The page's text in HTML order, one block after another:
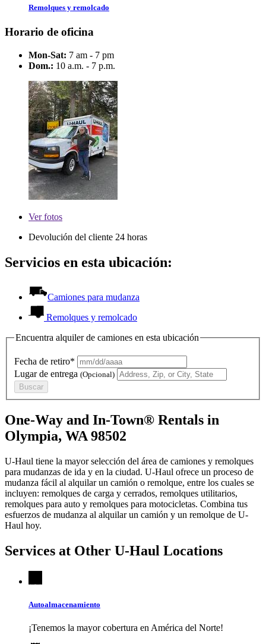
Remolques y remolcado
Horario de oficina
Mon-Sat: 7 am - 7 pm
Dom.: 10 a.m. - 7 p.m.
Verfotos
Devolución del cliente 24 horas
Servicios en esta ubicación:
Camiones para mudanza
Remolques y remolcado
Encuentra alquiler de camiones en esta ubicación
Fecha de retiro*
Lugar de entrega (Opcional)
Buscar
One-Way and In-Town® Rentals in
Olympia, WA 98502
U-Haul tiene la mayor selección del área de camiones y remolques
para mudanzas de ida y en la ciudad. U-Haul ofrece un proceso de
mudanza fácil al alquilar un camión o remolque, entre los cuales se
incluyen: remolques de carga y cerrados, remolques utilitarios,
remolques para auto y remolques para motocicletas. Combina tus
esfuerzos de mudanza al alquilar un camión y un remolque de U-
Haul hoy.
Services at Other U-Haul Locations
Autoalmacenamiento
¡Tenemos la mayor cobertura en América del Norte!